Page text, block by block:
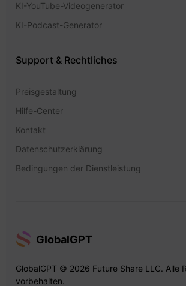
KI-YouTube-Videogenerator
KI-Podcast-Generator
Support & Rechtliches
Preisgestaltung
Hilfe-Center
Kontakt
Datenschutzerklärung
Bedingungen der Dienstleistung
GlobalGPT
GlobalGPT © 2026 Future Share LLC. Alle
vorbehalten.